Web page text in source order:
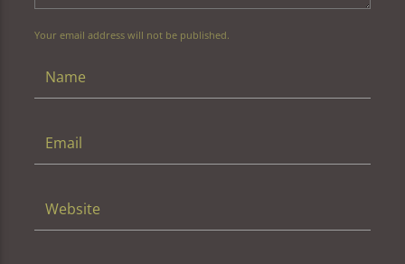
Your email address will not be published.